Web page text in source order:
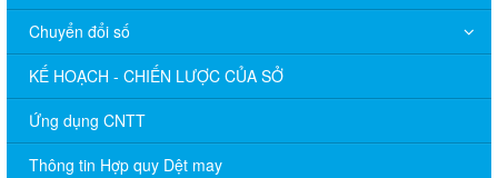
Chuyển đổi số
KẾ HOẠCH - CHIẾN LƯỢC CỦA SỞ
Ứng dụng CNTT
Thông tin Hợp quy Dệt may